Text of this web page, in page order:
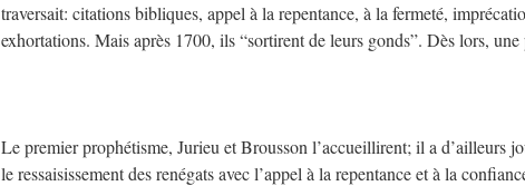
traversait: citations bibliques, appel à la repentance, à la fermeté,
exhortations. Mais après 1700, ils “sortirent de leurs gonds”. Dès lors,
Le premier prophétisme, Jurieu et Brousson l’accueillirent; il a d’ailleurs
le ressaisissement des renégats avec l’appel à la repentance et à la